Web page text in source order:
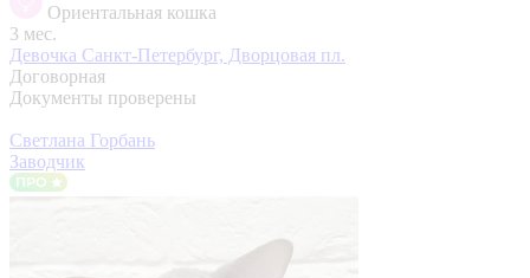
Ориентальная кошка
3 мес.
Девочка Санкт-Петербург, Дворцовая пл.
Договорная
Документы проверены
Светлана Горбань
Заводчик